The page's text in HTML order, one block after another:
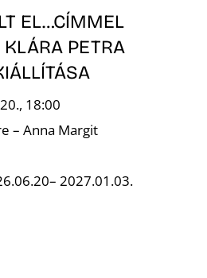
EL…CÍMMEL
PETRA
18:00
– Anna Margit
2027.01.03.